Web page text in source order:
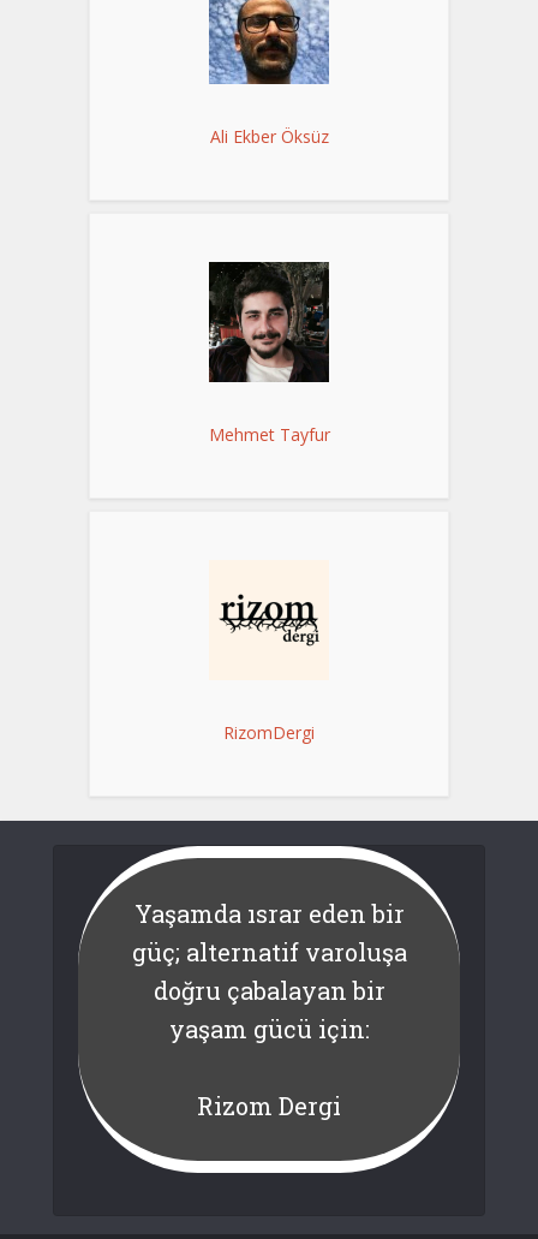
Ali Ekber Öksüz
Mehmet Tayfur
RizomDergi
Yaşamda ısrar eden bir
güç; alternatif varoluşa
doğru çabalayan bir
yaşam gücü için:
Rizom Dergi